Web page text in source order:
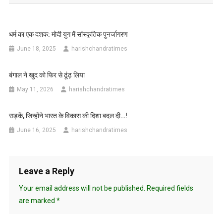
धर्म का एक दशक: मोदी युग में सांस्कृतिक पुनर्जागरण
June 18, 2025 harishchandratimes
बंगाल ने खुद को फिर से ढूंढ़ लिया
May 11, 2026 harishchandratimes
सड़कें, जिन्होंने भारत के विकास की दिशा बदल दी…!
June 16, 2025 harishchandratimes
Leave a Reply
Your email address will not be published. Required fields
are marked *